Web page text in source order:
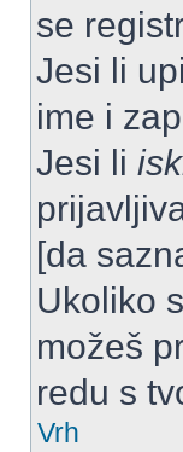
se
Jesi li
ime i
Jesi li
[da
Ukoliko
možeš
redu s
Vrh